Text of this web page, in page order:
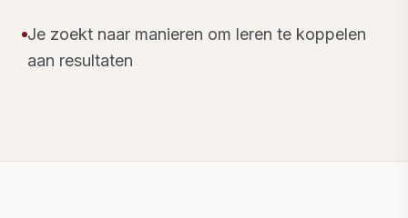
Je zoekt naar manieren om leren te koppelen
aan resultaten